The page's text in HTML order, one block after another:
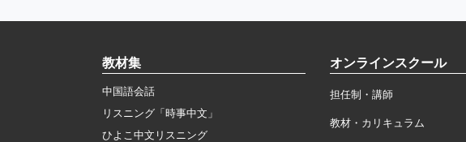
教材集
中国語会話
リスニング「時事中文」
ひよこ中文リスニング
オンラインスクール
担任制・講師
教材・カリキュラム